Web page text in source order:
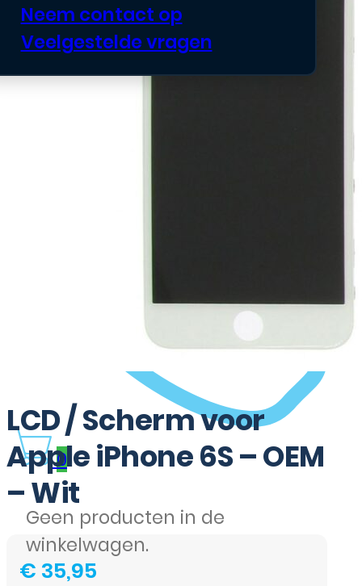
Neem contact op
Veelgestelde vragen
0
Geen producten in de
winkelwagen.
LCD / Scherm voor
Apple iPhone 6S – OEM
– Wit
€ 35,95